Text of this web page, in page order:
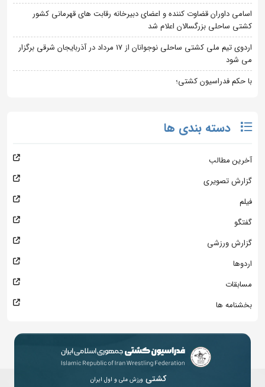
اسامی داوران قضاوت کننده و اعضای دبیرخانه رقابت های قهرمانی کشور
کشتی ساحلی بزرگسالان اعلام شد
اردوی تیم ملی کشتی ساحلی نوجوانان از 17 مرداد در آذربایجان شرقی برگزار
می شود
با حکم فدراسیون کشتی؛
دسته بندی ها
آخرین مطالب
گزارش تصویری
فیلم
گفتگو
گزارش ورزشی
اردوها
مسابقات
بخشنامه ها
کشتی ورزش ملی و اول ایران